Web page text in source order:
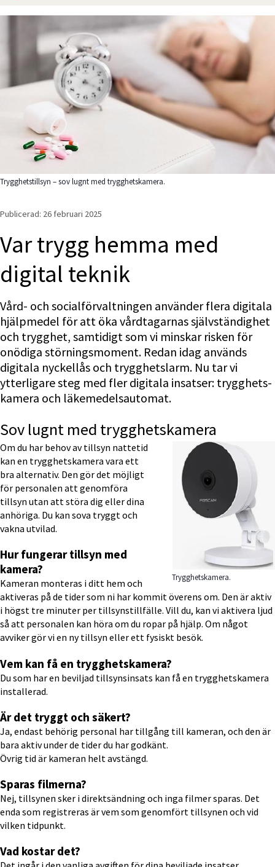
Trygghetstillsyn – sov lugnt med trygghetskamera.
Publicerad: 26 februari 2025
Var trygg hemma med
digital teknik
Vård- och socialförvaltningen använder flera digitala
hjälpmedel för att öka vårdtagarnas självständighet
och trygghet, samtidigt som vi minskar risken för
onödiga störningsmoment. Redan idag används
digitala nyckellås och trygghetslarm. Nu tar vi
ytterligare steg med fler digitala insatser: trygghets­
kamera och läkemedels­automat.
Sov lugnt med trygghetskamera
Trygghetskamera.
Om du har behov av tillsyn nattetid
kan en trygghetskamera vara ett
bra alternativ. Den gör det möjligt
för personalen att genomföra
tillsyn utan att störa dig eller dina
anhöriga. Du kan sova tryggt och
vakna utvilad.
Hur fungerar tillsyn med
kamera?
Kameran monteras i ditt hem och
aktiveras på de tider som ni har kommit överens om. Den är aktiv
i högst tre minuter per tillsynstillfälle. Vill du, kan vi aktivera ljud
så att personalen kan höra om du ropar på hjälp. Om något
avviker gör vi en ny tillsyn eller ett fysiskt besök.
Vem kan få en trygghetskamera?
Du som har en beviljad tillsynsinsats kan få en trygghetskamera
installerad.
Är det tryggt och säkert?
Ja, endast behörig personal har tillgång till kameran, och den är
bara aktiv under de tider du har godkänt.
Övrig tid är kameran helt avstängd.
Sparas filmerna?
Nej, tillsynen sker i direktsändning och inga filmer sparas. Det
enda som registreras är vem som genomfört tillsynen och vid
vilken tidpunkt.
Vad kostar det?